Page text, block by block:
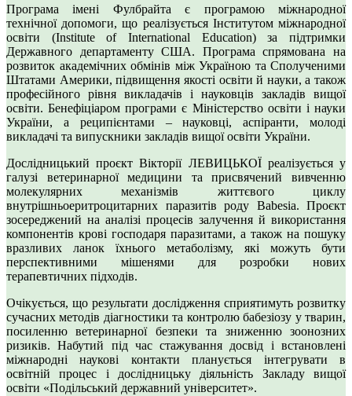
Програма імені Фулбрайта є програмою міжнародної
технічної допомоги, що реалізується Інститутом міжнародної
освіти (Institute of International Education) за підтримки
Державного департаменту США. Програма спрямована на
розвиток академічних обмінів між Україною та Сполученими
Штатами Америки, підвищення якості освіти й науки, а також
професійного рівня викладачів і науковців закладів вищої
освіти. Бенефіціаром програми є Міністерство освіти і науки
України, а реципієнтами – науковці, аспіранти, молоді
викладачі та випускники закладів вищої освіти України.
Дослідницький проєкт Вікторії ЛЕВИЦЬКОЇ реалізується у
галузі ветеринарної медицини та присвячений вивченню
молекулярних механізмів життєвого циклу
внутрішньоеритроцитарних паразитів роду Babesia. Проєкт
зосереджений на аналізі процесів залучення й використання
компонентів крові господаря паразитами, а також на пошуку
вразливих ланок їхнього метаболізму, які можуть бути
перспективними мішенями для розробки нових
терапевтичних підходів.
Очікується, що результати дослідження сприятимуть розвитку
сучасних методів діагностики та контролю бабезіозу у тварин,
посиленню ветеринарної безпеки та зниженню зоонозних
ризиків. Набутий під час стажування досвід і встановлені
міжнародні наукові контакти планується інтегрувати в
освітній процес і дослідницьку діяльність Закладу вищої
освіти «Подільський державний університет».